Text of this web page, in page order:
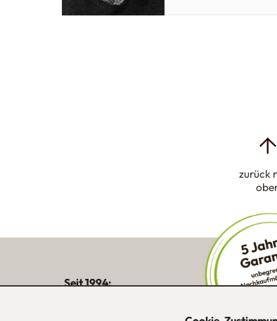
zurück
Seit 1994: